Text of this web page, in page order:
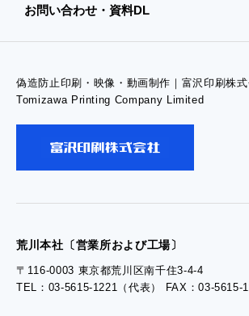
お問い合わせ・資料DL
- お問い合わせTOP
- お問い合わせ
- 採用お問い合わせ
偽造防止印刷・映像・動画制作｜富沢印刷株式
Tomizawa Printing Company Limited
荒川本社〔営業所および工場〕
〒116-0003 東京都荒川区南千住3-4-4
TEL：03-5615-1221（代表） FAX：03-5615-